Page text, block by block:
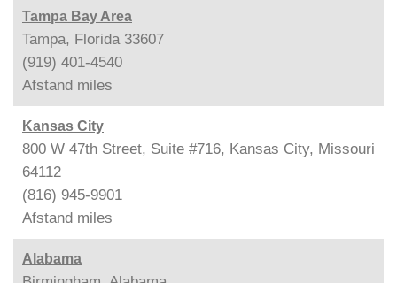
Tampa Bay Area
Tampa, Florida 33607
(919) 401-4540
Afstand miles
Kansas City
800 W 47th Street, Suite #716, Kansas City, Missouri
64112
(816) 945-9901
Afstand miles
Alabama